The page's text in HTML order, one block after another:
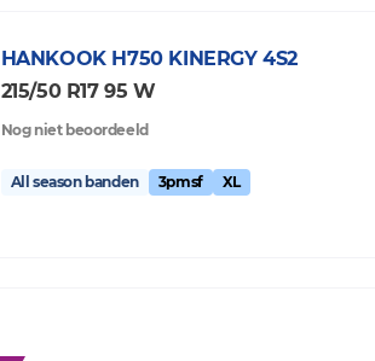
HANKOOK H750 KINERGY 4S2
215/50 R17 95 W
Nog niet beoordeeld
All season banden 3pmsf XL